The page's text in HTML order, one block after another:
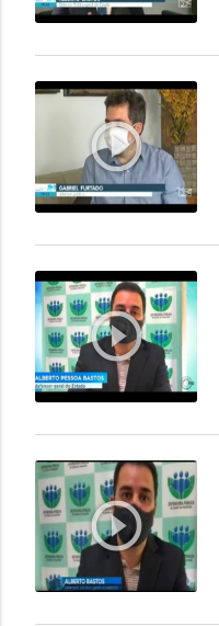
play_circle_outline
play_circle_outline
play_circle_outline